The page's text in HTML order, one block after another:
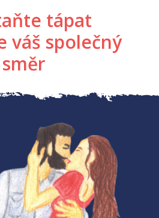
tápat
váš společný
směr